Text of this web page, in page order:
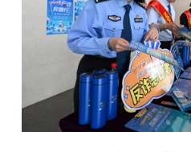
浙江 安徽
河南
广东 广西
四川 贵州